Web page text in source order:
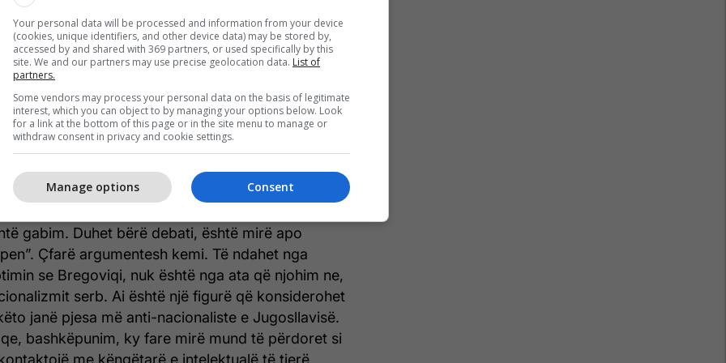
ose s’jam tradhtar, e gjitha polarizohet në
e fortë, por ne na takon të bëjmë analizën e
të manipulohet publiku. Këtu bëhet fjalë për
gabuara ose jo të gabuara. Nëse ju kujtohet kam
kohësh dhe kam përmendur një thënie, ‘ky nuk
se kaq, është gabim’.
disa gjëra, duhet ndarë gjykimi që kemi për
Është gabim apo mirë?
mund të thoja që kjo nuk është tradhti, por
gabim. Duhet bërë debati, është mirë apo
Çfarë argumentesh kemi. Të ndahet nga
se Bregoviqi, nuk është nga ata që njohim ne,
serb. Ai është një figurë që konsiderohet
janë pjesa më anti-nacionaliste e Jugosllavisë.
bashkëpunim, ky fare mirë mund të përdoret si
me këngëtarë e intelektualë të tjerë
Your personal data will be processed and information from your device
(cookies, unique identifiers, and other device data) may be stored by,
accessed by and shared with 369 partners, or used specifically by this
site. We and our partners may use precise geolocation data. List of
partners.
Some vendors may process your personal data on the basis of legitimate
interest, which you can object to by managing your options below. Look
for a link at the bottom of this page or in the site menu to manage or
withdraw consent in privacy and cookie settings.
Consent
Manage options